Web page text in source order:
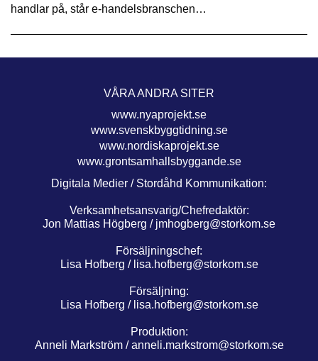
handlar på, står e-handelsbranschen…
VÅRA ANDRA SITER
www.nyaprojekt.se
www.svenskbyggtidning.se
www.nordiskaprojekt.se
www.grontsamhallsbyggande.se
Digitala Medier / Stordåhd Kommunikation:
Verksamhetsansvarig/Chefredaktör:
Jon Mattias Högberg / jmhogberg@storkom.se
Försäljningschef:
Lisa Hofberg / lisa.hofberg@storkom.se
Försäljning:
Lisa Hofberg / lisa.hofberg@storkom.se
Produktion:
Anneli Markström /anneli.markstrom@storkom.se